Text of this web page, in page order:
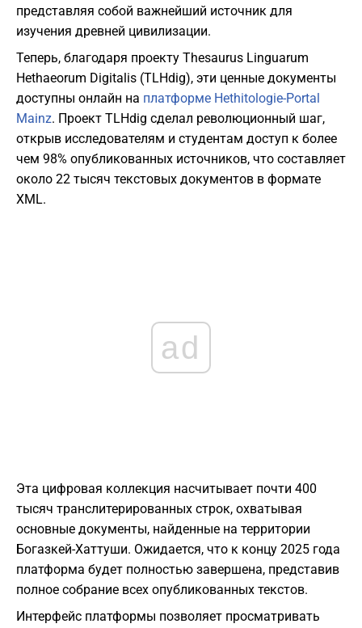
представляя собой важнейший источник для
изучения древней цивилизации.
Теперь, благодаря проекту Thesaurus Linguarum
Hethaeorum Digitalis (TLHdig), эти ценные документы
доступны онлайн на платформе Hethitologie-Portal
Mainz. Проект TLHdig сделал революционный шаг,
открыв исследователям и студентам доступ к более
чем 98% опубликованных источников, что составляет
около 22 тысяч текстовых документов в формате
XML.
ad
Эта цифровая коллекция насчитывает почти 400
тысяч транслитерированных строк, охватывая
основные документы, найденные на территории
Богазкей-Хаттуши. Ожидается, что к концу 2025 года
платформа будет полностью завершена, представив
полное собрание всех опубликованных текстов.
Интерфейс платформы позволяет просматривать